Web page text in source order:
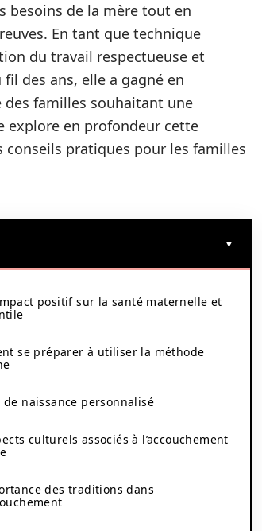
besoins de la mère tout en
En tant que technique
du travail respectueuse et
des ans, elle a gagné en
familles souhaitant une
explore en profondeur cette
pratiques pour les familles
positif sur la santé maternelle et
se préparer à utiliser la méthode
de naissance personnalisé
culturels associés à l’accouchement
des traditions dans